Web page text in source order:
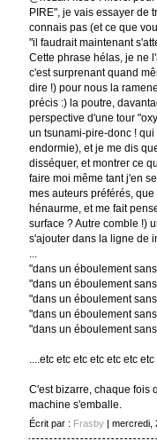
PIRE", je vais essayer de
connais pas (et ce que
"il faudrait maintenant
Cette phrase hélas, je ne
c'est surprenant quand
dire !) pour nous la
précis :) la poutre,
perspective d'une tour
un tsunami-pire-donc !
endormie), et je me dis
disséquer, et montrer ce
faire moi même tant j'en
mes auteurs préférés,
hénaurme, et me fait
surface ? Autre comble !)
s'ajouter dans la ligne de
"dans un éboulement
"dans un éboulement
"dans un éboulement
"dans un éboulement
"dans un éboulement
....etc etc etc etc etc etc
C'est bizarre, chaque fois
machine s'emballe.
Écrit par : Frasby| mercredi,